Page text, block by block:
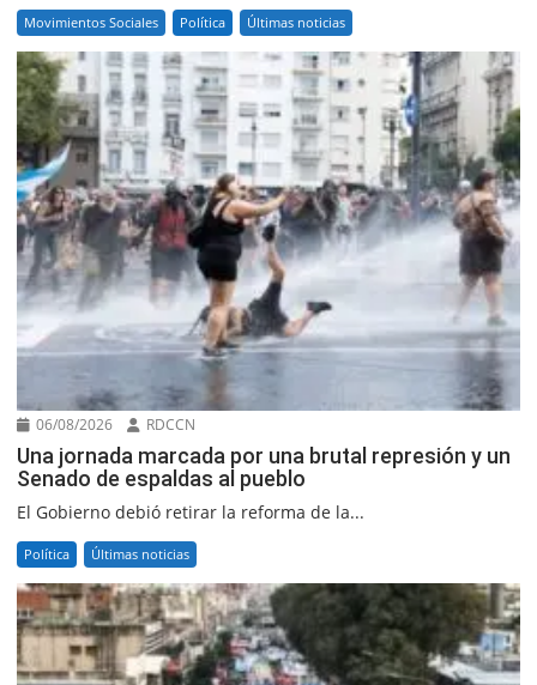
Movimientos Sociales Política Últimas noticias
06/08/2026 RDCCN
Una jornada marcada por una brutal represión y un
Senado de espaldas al pueblo
El Gobierno debió retirar la reforma de la...
Política Últimas noticias